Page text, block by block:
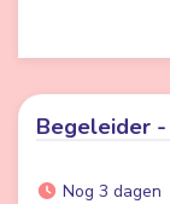
Begeleider
Nog 3 dagen